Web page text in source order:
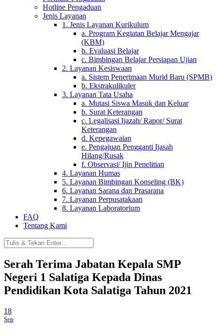
Hotline Pengaduan
Jenis Layanan
1. Jenis Layanan Kurikulum
a. Program Kegiatan Belajar Mengajar
(KBM)
b. Evaluasi Belajar
c. Bimbingan Belajar Persiapan Ujian
2. Layanan Kesiswaan
a. Sistem Penerimaan Murid Baru (SPMB)
b. Ekstrakulikuler
3. Layanan Tata Usaha
a. Mutasi Siswa Masuk dan Keluar
b. Surat Keterangan
c. Legalisasi Ijazah/ Rapor/ Surat
Keterangan
d. Kepegawaian
e. Pengajuan Pengganti Ijasah
Hilang/Rusak
f. Observasi/ Ijin Penelitian
4. Layanan Humas
5. Layanan Bimbingan Konseling (BK)
6. Layanan Sarana dan Prasarana
7. Layanan Perpusatakaan
8. Layanan Laboratorium
FAQ
Tentang Kami
Serah Terima Jabatan Kepala SMP
Negeri 1 Salatiga Kepada Dinas
Pendidikan Kota Salatiga Tahun 2021
18
Sep